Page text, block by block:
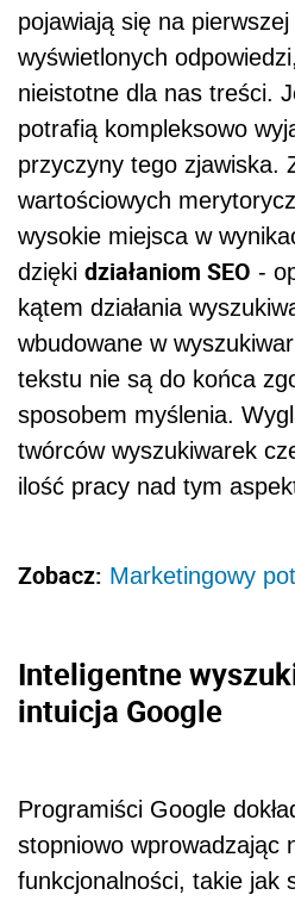
pojawiają się na
wyświetlonych
nieistotne dla nas treści.
potrafią kompleksowo
przyczyny tego zjawiska.
wartościowych
wysokie miejsca w
dzięki działaniom SEO -
kątem działania
wbudowane w
tekstu nie są do końca
sposobem myślenia.
twórców wyszukiwarek
ilość pracy nad tym
Zobacz: Marketingowy
Inteligentne
intuicja Google
Programiści Google
stopniowo wprowadzając
funkcjonalności, takie jak